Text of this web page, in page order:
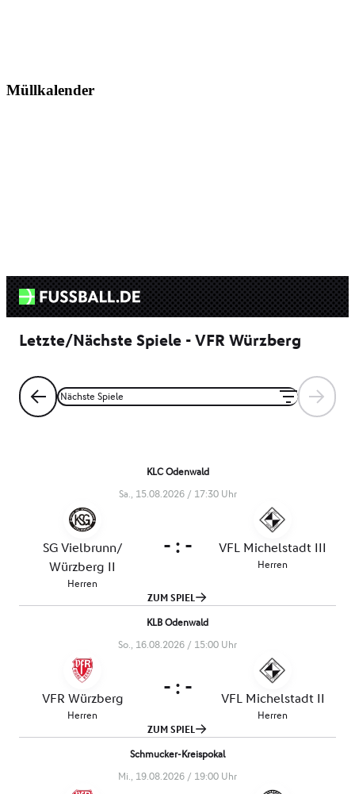
Müllkalender